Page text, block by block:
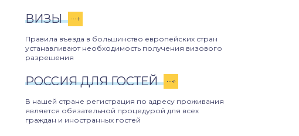
ВИЗЫ
Правила въезда в большинство европейских стран
устанавливают необходимость получения визового
разрешения
РОССИЯ ДЛЯ ГОСТЕЙ
В нашей стране регистрация по адресу проживания
является обязательной процедурой для всех
граждан и иностранных гостей